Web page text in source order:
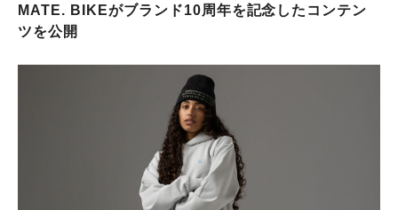
MATE. BIKEがブランド10周年を記念したコンテン
ツを公開